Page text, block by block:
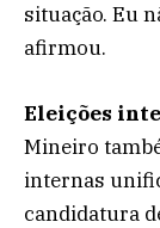
situação. Eu
afirmou.
Eleições
Mineiro
internas
candidatura